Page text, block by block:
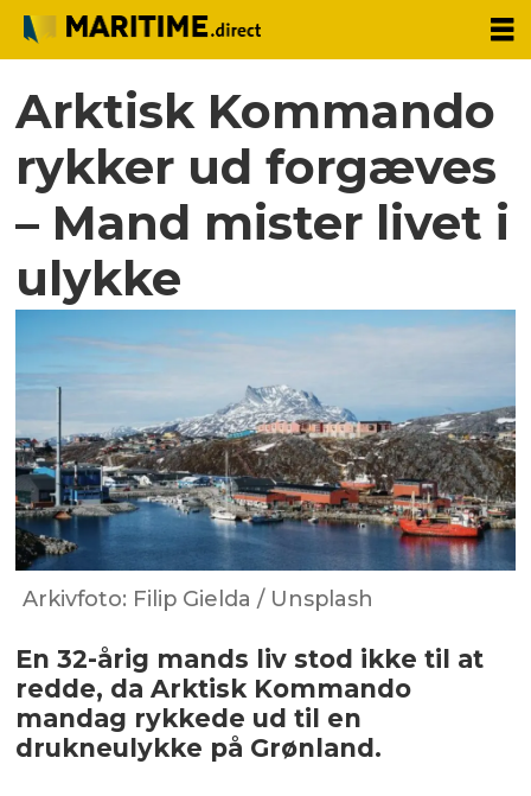
Arktisk Kommando
rykker ud forgæves
– Mand mister livet i
ulykke
Arkivfoto: Filip Gielda / Unsplash
En 32-årig mands liv stod ikke til at
redde, da Arktisk Kommando
mandag rykkede ud til en
drukneulykke på Grønland.